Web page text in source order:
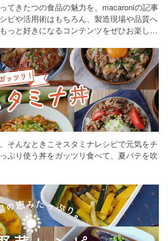
てきたつの食品の魅力を、macaroniの記事
ピや活用術はもちろん、製造現場や品質へ
っと好きになるコンテンツをぜひお楽しみ
そんなときこそスタミナレシピで元気をチ
ぷり使う丼をガッツリ食べて、夏バテを吹